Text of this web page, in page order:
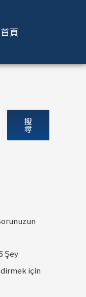
頁
搜
尋
Şey
için